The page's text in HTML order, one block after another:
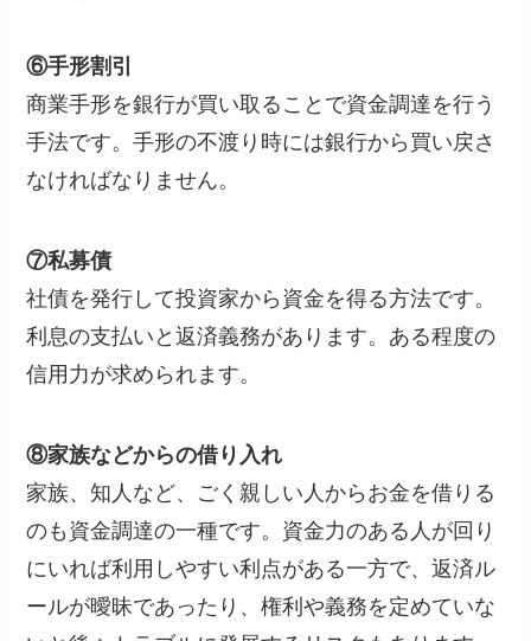
⑥手形割引
商業手形を銀行が買い取ることで資金調達を行う
手法です。手形の不渡り時には銀行から買い戻さ
なければなりません。
⑦私募債
社債を発行して投資家から資金を得る方法です。
利息の支払いと返済義務があります。ある程度の
信用力が求められます。
⑧家族などからの借り入れ
家族、知人など、ごく親しい人からお金を借りる
のも資金調達の一種です。資金力のある人が回り
にいれば利用しやすい利点がある一方で、返済ル
ールが曖昧であったり、権利や義務を定めていな